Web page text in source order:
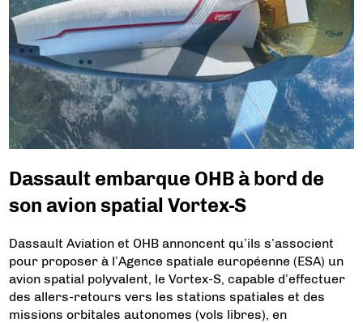
Dassault embarque OHB à bord de
son avion spatial Vortex-S
Dassault Aviation et OHB annoncent qu’ils s’associent
pour proposer à l’Agence spatiale européenne (ESA) un
avion spatial polyvalent, le Vortex-S, capable d’effectuer
des allers-retours vers les stations spatiales et des
missions orbitales autonomes (vols libres), en